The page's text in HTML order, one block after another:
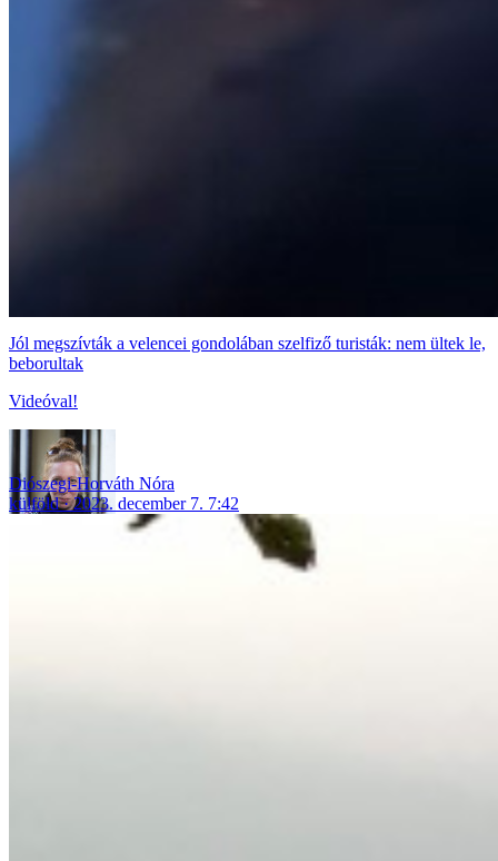
Jól megszívták a velencei gondolában szelfiző turisták: nem ültek le,
beborultak
Videóval!
Diószegi-Horváth Nóra
külföld
2023. december 7. 7:42